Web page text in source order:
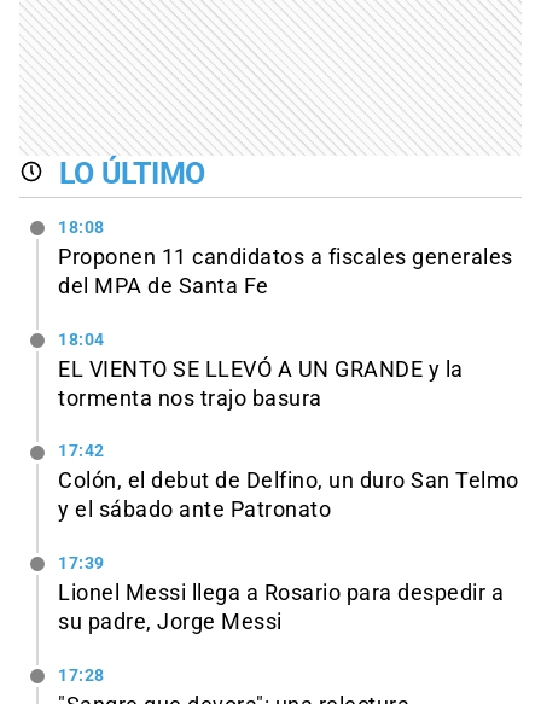
LO ÚLTIMO
18:08
Proponen 11 candidatos a fiscales generales
del MPA de Santa Fe
18:04
EL VIENTO SE LLEVÓ A UN GRANDE y la
tormenta nos trajo basura
17:42
Colón, el debut de Delfino, un duro San Telmo
y el sábado ante Patronato
17:39
Lionel Messi llega a Rosario para despedir a
su padre, Jorge Messi
17:28